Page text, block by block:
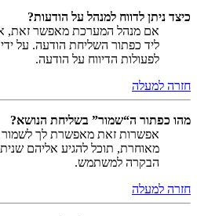
כיצד ניתן לדווח למנהל על הודעות?
אם מנהל המערכת מאפשר זאת,
ליד כפתור השליחת הודעה. על
לפעולות הדיווח על הודעה.
חזרה למעלה
מהו כפתור ה“שמור” בשליחת הנושא?
אפשרות זאת מאפשרת לך לשמור
מאוחרת, תוכל להגיע אליהם
הבקרה למשתמש.
חזרה למעלה